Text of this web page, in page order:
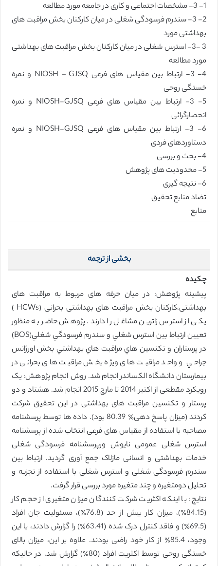
1- 3- مشخصات اجتماعی و کاری در جامعه مورد مطالعه
2- 3- سندرم فرسودگی شغلی در میان کارکنان بخش مراقبت های
بهداشتی مورد
3 -3- استرس شغلی در میان کارکنان بخش مراقبت های بهداشتی
مورد مطالعه
4- 3- ارتباط بین مقیاس های فرعی NIOSH – GJSQ و نمره
خستگی روحی
5- 3- ارتباط بین مقیاس های فرعی NIOSH-GJSQ و نمره
انحصارگرائی
6- 3- ارتباط بین مقیاس های فرعی NIOSH-GJSQ و نمره
دستاوردهای فردی
4- بحث و بررسی
5- محدودیت های پژوهش
6- نتیجه گیری
تضاد منابع تحقیق
منابع
بخشی از ترجمه
چکیده
پیشینه پژوهش: در میان حرفه های مربوط به مراقبت های
بهداشتی،کارکنان بخش مراقبت های بهداشتی بحرانی (HCWs )
یکی از استرس زاترین مشاغل را دارند. پژوهش حاضر به منظور
تعيين ارتباط بين استرس شغلي و سندرم فرسودگي شغلي(BOS)
در پرستاران و تکنسين هاي مراقبت هاي بهداشتي بخش اورژانس
جراحي و واحد مراقبت های ویژه بخش مراقبت های بحرانی در
بیمارستان دانشگاه الکساندر انجام شد. روش انجام پژوهش: یک
رویکرد مقطعی از اکتبر 2014 تا مارچ 2015 انجام شد. هشتاد و دو
پرستار و تکنسین مراقبت های بهداشتی در این تحقیق شرکت
کردند (میزان پاسخ دهی٪ 80.39 بود). داده ها توسط پرسشنامه
مصاحبه با استفاده از مقیاس های فرعی انتخاب شده از پرسشنامه
استرس شغلی عمومی نایوش ورپرسشنامه فرسودگی شغلی
خدمات بهداشتی و انسانی مازلاک جمع آوری گردید. ارتباط بین
سندرم فرسودگی شغلی و استرس شغلی با استفاده از تجزیه و
تحلیل دومتغیره و چند متغیره مورد بررسی قرار گرفت.
نتایج: با اينكه اکثریت شركت كنندگان میزان متغیری از حجم کار
(84.15٪)، میزان کار بیش از حد (76.8٪)، مسئولیت جان افراد
(69.5٪) و فاقد کنترل درک شده (63.41٪) را گزارش دادند، با این
وجود، 85.4٪ از کار خود راضی بودند. علاوه بر این، میزان بالای
خستگی روحی توسط اکثریت افراد (80٪) گزارش شد، در حالیکه